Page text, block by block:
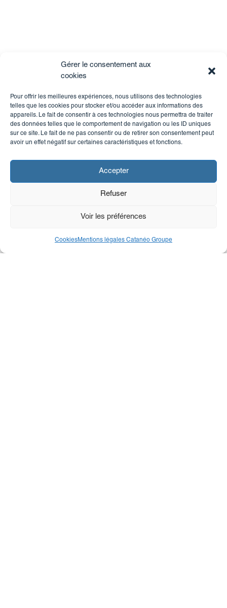
Gérer le consentement aux
cookies
Pour offrir les meilleures expériences, nous utilisons des technologies
telles que les cookies pour stocker et/ou accéder aux informations des
appareils. Le fait de consentir à ces technologies nous permettra de traiter
des données telles que le comportement de navigation ou les ID uniques
sur ce site. Le fait de ne pas consentir ou de retirer son consentement peut
avoir un effet négatif sur certaines caractéristiques et fonctions.
Accepter
Refuser
Voir les préférences
CookiesMentions légales Catanéo Groupe